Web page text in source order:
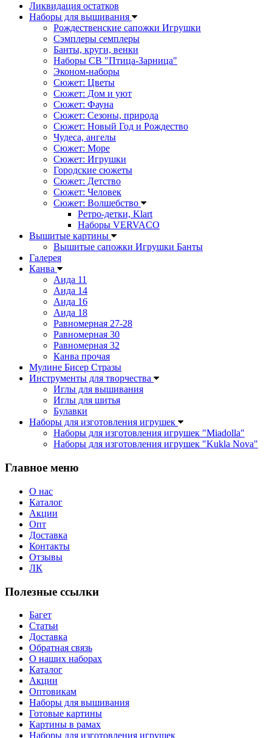
Ликвидация остатков
Наборы для вышивания
Рождественские сапожки Игрушки
Сэмплеры семплеры
Банты, круги, венки
Наборы СВ "Птица-Зарница"
Эконом-наборы
Сюжет: Цветы
Сюжет: Дом и уют
Сюжет: Фауна
Сюжет: Сезоны, природа
Сюжет: Новый Год и Рождество
Чудеса, ангелы
Сюжет: Море
Сюжет: Игрушки
Городские сюжеты
Сюжет: Детство
Сюжет: Человек
Сюжет: Волшебство
Ретро-детки, Klart
Наборы VERVACO
Вышитые картины
Вышитые сапожки Игрушки Банты
Галерея
Канва
Аида 11
Аида 14
Аида 16
Аида 18
Равномерная 27-28
Равномерная 30
Равномерная 32
Канва прочая
Мулине Бисер Стразы
Инструменты для творчества
Иглы для вышивания
Иглы для шитья
Булавки
Наборы для изготовления игрушек
Наборы для изготовления игрушек "Miadolla"
Наборы для изготовления игрушек "Kukla Nova"
Главное меню
О нас
Каталог
Акции
Опт
Доставка
Контакты
Отзывы
ЛК
Полезные ссылки
Багет
Статьи
Доставка
Обратная связь
О наших наборах
Каталог
Акции
Оптовикам
Наборы для вышивания
Готовые картины
Картины в рамах
Наборы для изготовления игрушек